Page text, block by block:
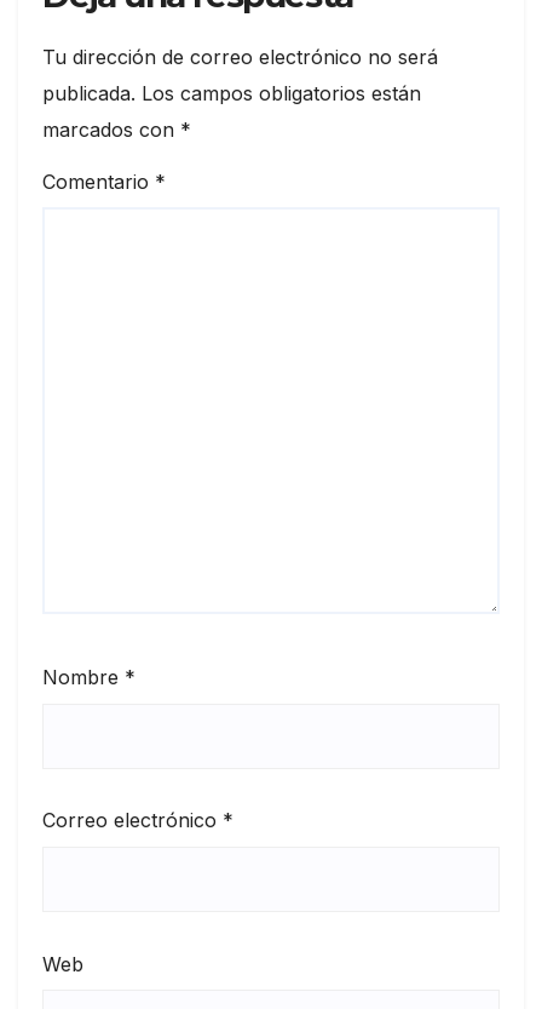
Tu dirección de correo electrónico no será
publicada. Los campos obligatorios están
marcados con *
Comentario *
Nombre *
Correo electrónico *
Web